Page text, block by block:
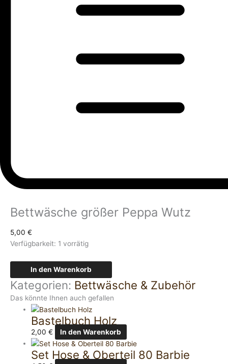
Bettwäsche größer Peppa Wutz
5,00 €
Verfügbarkeit: 1 vorrätig
In den Warenkorb
Kategorien: Bettwäsche & Zubehör
Das könnte Ihnen auch gefallen
Bastelbuch Holz
2,00€ In den Warenkorb
Set Hose & Oberteil 80 Barbie